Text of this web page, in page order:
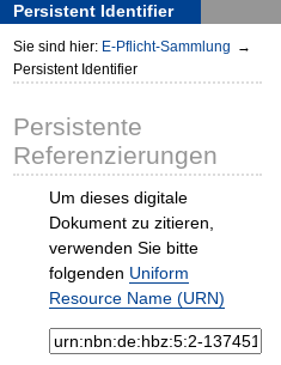
Persistent Identifier
Sie sind hier: E-Pflicht-Sammlung →
Persistent Identifier
Persistente
Referenzierungen
Um dieses digitale
Dokument zu zitieren,
verwenden Sie bitte
folgenden Uniform
Resource Name (URN)